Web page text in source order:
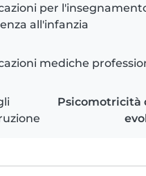
per
all'infanzia
mediche
Psicomotricità